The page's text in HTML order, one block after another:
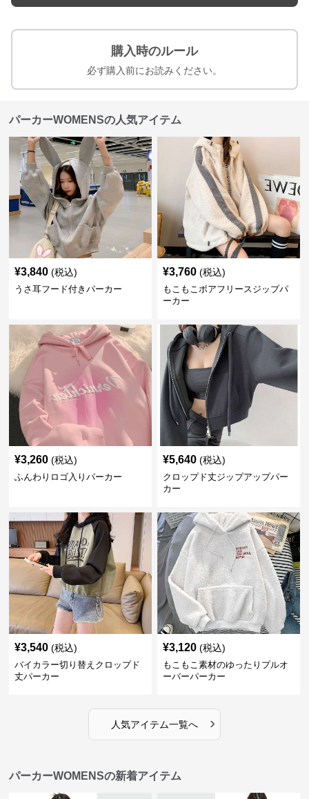
購入時のルール
必ず購入前にお読みください。
パーカーWOMENSの人気アイテム
¥3,840 (税込)
うさ耳フード付きパーカー
¥3,760 (税込)
もこもこボアフリースジップパ
ーカー
¥3,260 (税込)
ふんわりロゴ入りパーカー
¥5,640 (税込)
クロップド丈ジップアップパー
カー
¥3,540 (税込)
バイカラー切り替えクロップド
丈パーカー
¥3,120 (税込)
もこもこ素材のゆったりプルオ
ーバーパーカー
人気アイテム一覧へ ›
パーカーWOMENSの新着アイテム